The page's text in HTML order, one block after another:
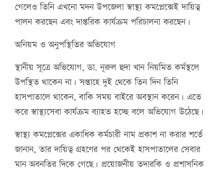
গেলেও তিনি এখনো মদন উপজেলা স্বাস্থ্য কমপ্লেক্সেই দায়িত্ব
পালন করছেন এবং দাপ্তরিক কার্যক্রম পরিচালনা করছেন।
অনিয়ম ও অনুপস্থিতির অভিযোগ
স্থানীয় সূত্রে অভিযোগ, ডা. নূরুল হুদা খান নিয়মিত কর্মস্থলে
উপস্থিত থাকেন না। সপ্তাহে দুই থেকে তিন দিন তিনি
হাসপাতালে থাকেন, বাকি সময় বাইরে অবস্থান করেন। এতে
করে স্বাস্থ্যসেবা কার্যক্রম ব্যাহত হচ্ছে বলে অভিযোগ উঠেছে।
স্বাস্থ্য কমপ্লেক্সের একাধিক কর্মচারী নাম প্রকাশ না করার শর্তে
জানান, তার দায়িত্ব গ্রহণের পর থেকেই হাসপাতালের সেবার
মান অবনতির দিকে গেছে। প্রয়োজনীয় তদারকি ও প্রশাসনিক